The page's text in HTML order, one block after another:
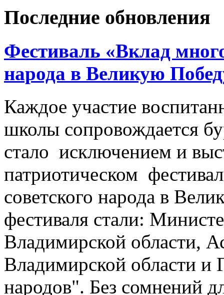
Последние обновления
Фестиваль «Вклад
народа в Великую
Каждое участие
школы сопровождается
стало исключением и
патриотическом
советского народа в
фестиваля стали:
Владимирской области,
Владимирской области
народов". Без сомнений